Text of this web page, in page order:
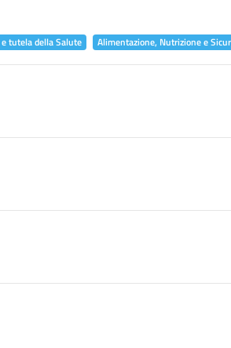
tutela della Salute Alimentazione, Nutrizione e